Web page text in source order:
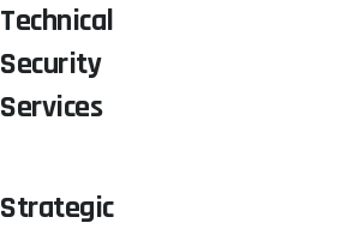
Technical
Security
Services
Strategic